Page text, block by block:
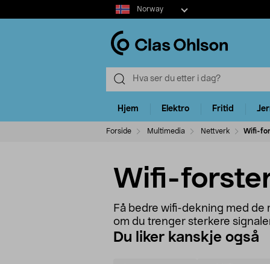
Select
market
Norway
Hjem Elektro Fritid
Forside Multimedia Nettverk Wifi-
Wifi-
Få bedre wifi-dekning med
om du trenger sterkere
Du liker kanskje også